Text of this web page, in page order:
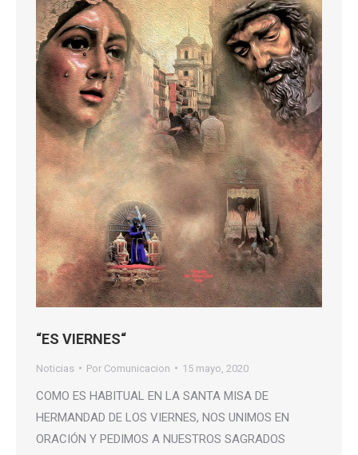
“ES VIERNES“
Noticias Por Comunicacion 15 mayo, 2020
COMO ES HABITUAL EN LA SANTA MISA DE
HERMANDAD DE LOS VIERNES, NOS UNIMOS EN
ORACIÓN Y PEDIMOS A NUESTROS SAGRADOS